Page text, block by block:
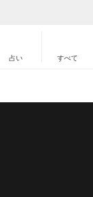
占い すべて